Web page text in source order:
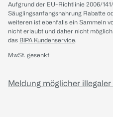
Aufgrund der EU-Richtlinie 2006/
Säuglingsanfangsnahrung Rabatte
weiteren ist ebenfalls ein Sammeln
nicht erlaubt und daher nicht möglich.
das BIPA Kundenservice.
MwSt. gesenkt
Meldung möglicher